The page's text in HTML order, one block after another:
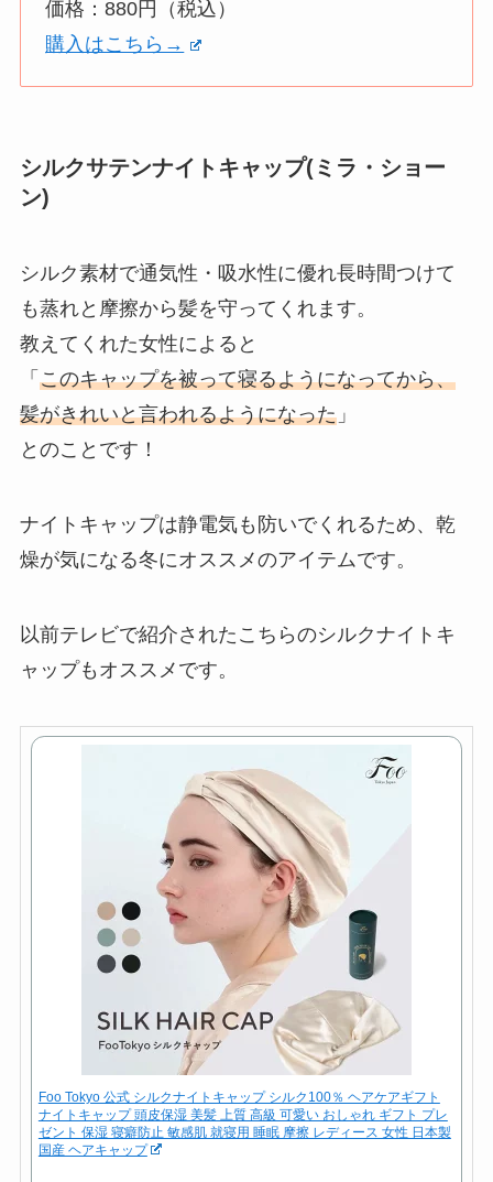
価格：880円（税込）
購入はこちら→
シルクサテンナイトキャップ(ミラ・ショー
ン)
シルク素材で通気性・吸水性に優れ長時間つけて
も蒸れと摩擦から髪を守ってくれます。
教えてくれた女性によると
「 このキャップを被って寝るようになってから、
髪がきれいと言われるようになった」
とのことです！
ナイトキャップは静電気も防いでくれるため、乾
燥が気になる冬にオススメのアイテムです。
以前テレビで紹介されたこちらのシルクナイトキ
ャップもオススメです。
Foo Tokyo 公式 シルクナイトキャップ シルク100％ ヘアケアギフト
ナイトキャップ 頭皮保湿 美髪 上質 高級 可愛い おしゃれ ギフト プレ
ゼント 保湿 寝癖防止 敏感肌 就寝用 睡眠 摩擦 レディース 女性 日本製
国産 ヘアキャップ